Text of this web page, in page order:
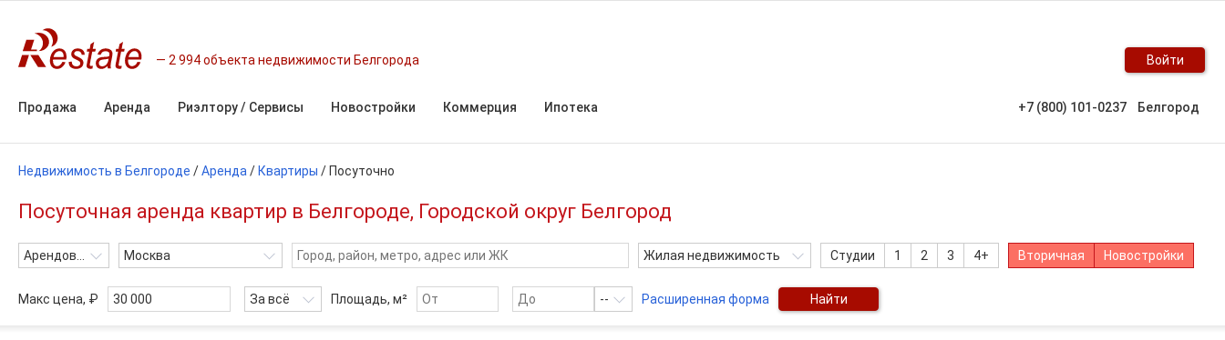
2 994 объекта недвижимости Белгорода Войти
Продажа Аренда Риэлтору / Сервисы Новостройки Коммерция Ипотека +7 (800) 101-0237 Белгород
Недвижимость в Белгороде /Аренда / Квартиры / Посуточно
Посуточная аренда квартир в Белгороде, Городской округ Белгород
Арендовать Москва Жилая недвижимость Студии 1 2 3 4+ Вторичная Новостройки
Макс цена, ₽ За всё Площадь, м² -- Расширенная форма Найти